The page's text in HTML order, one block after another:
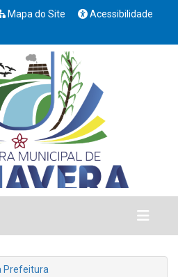
Mapa do Site
Acessibilidade
Prefeitura